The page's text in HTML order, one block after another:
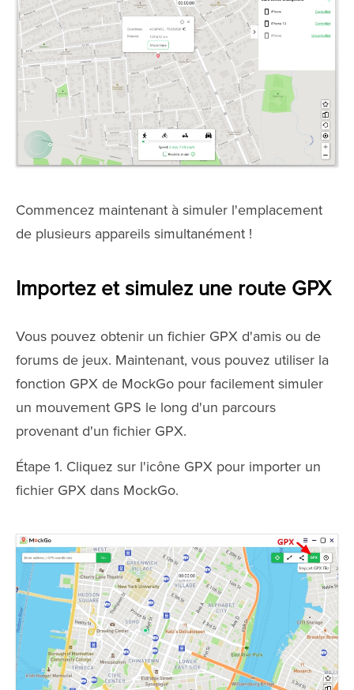
Commencez maintenant à simuler l'emplacement
de plusieurs appareils simultanément !
Importez et simulez une route GPX
Vous pouvez obtenir un fichier GPX d'amis ou de
forums de jeux. Maintenant, vous pouvez utiliser la
fonction GPX de MockGo pour facilement simuler
un mouvement GPS le long d'un parcours
provenant d'un fichier GPX.
Étape 1. Cliquez sur l'icône GPX pour importer un
fichier GPX dans MockGo.